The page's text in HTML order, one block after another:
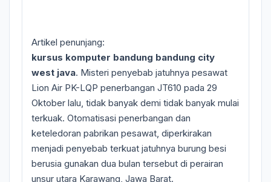
Artikel penunjang:
kursus komputer bandung bandung city
west java. Misteri penyebab jatuhnya pesawat
Lion Air PK-LQP penerbangan JT610 pada 29
Oktober lalu, tidak banyak demi tidak banyak mulai
terkuak. Otomatisasi penerbangan dan
keteledoran pabrikan pesawat, diperkirakan
menjadi penyebab terkuat jatuhnya burung besi
berusia gunakan dua bulan tersebut di perairan
unsur utara Karawang, Jawa Barat.